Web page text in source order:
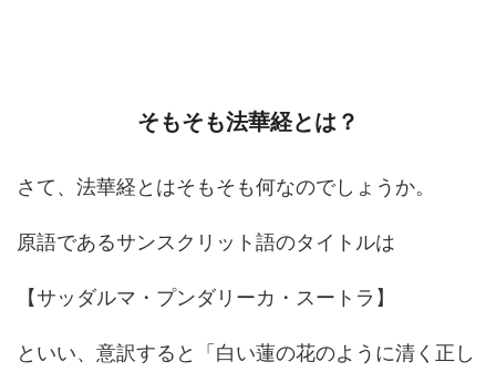
そもそも法華経とは？
さて、法華経とはそもそも何なのでしょうか。
原語であるサンスクリット語のタイトルは
【サッダルマ・プンダリーカ・スートラ】
といい、意訳すると「白い蓮の花のように清く正し